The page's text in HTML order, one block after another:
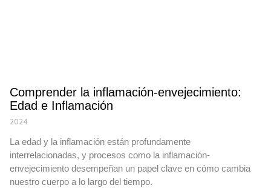
Comprender la inflamación-envejecimiento:
Edad e Inflamación
2024
La edad y la inflamación están profundamente
interrelacionadas, y procesos como la inflamación-
envejecimiento desempeñan un papel clave en cómo cambia
nuestro cuerpo a lo largo del tiempo.